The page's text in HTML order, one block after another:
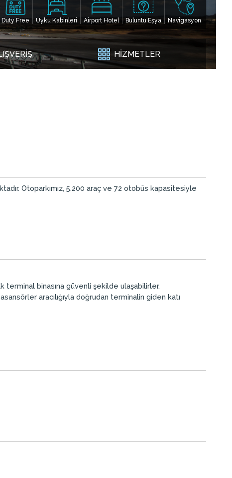
Duty Free Uyku Kabinleri Airport Hotel Buluntu Eşya Navigasyon
HİZMETLER
Otoparkımız, 5.200 araç ve 72 otobüs kapasitesiyle
binasına güvenli şekilde ulaşabilirler.
aracılığıyla doğrudan terminalin giden katı